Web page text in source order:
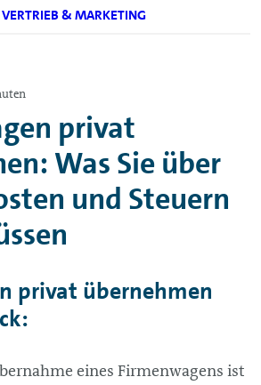
VERTRIEB & MARKETING
privat
Was Sie über
und Steuern
privat übernehmen
eines Firmenwagens ist